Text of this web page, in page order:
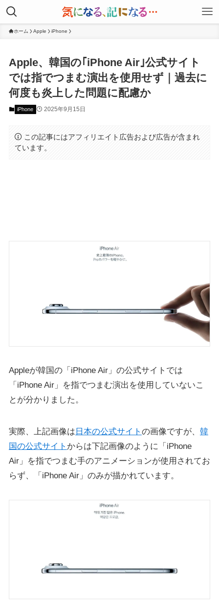
ホーム Apple iPhone
Apple、韓国の｢iPhone Air｣公式サイト
では指でつまむ演出を使用せず｜過去に
何度も炎上した問題に配慮か
iPhone 2025年9月15日
この記事にはアフィリエイト広告および広告が含まれ
ています。
Appleが韓国の「iPhone Air」の公式サイトでは
「iPhone Air」を指でつまむ演出を使用していないこ
とが分かりました。
実際、上記画像は 日本の公式サイト の画像ですが、 韓
国の公式サイト からは下記画像のように「iPhone
Air」を指でつまむ手のアニメーションが使用されてお
らず、「iPhone Air」のみが描かれています。